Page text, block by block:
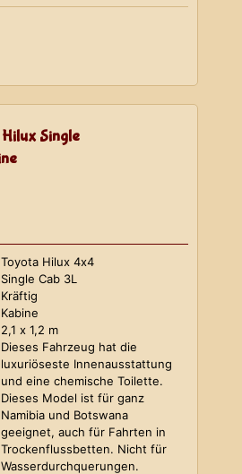
Single
Toyota Hilux 4x4
Single Cab 3L
Kräftig
Kabine
2,1 x 1,2 m
Dieses Fahrzeug hat die
luxuriöseste Innenausstattung
und eine chemische Toilette.
Dieses Model ist für ganz
Namibia und Botswana
geeignet, auch für Fahrten in
Trockenflussbetten. Nicht für
Wasserdurchquerungen.